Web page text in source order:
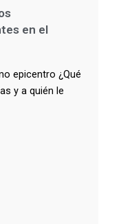
en el
epicentro ¿Qué
y a quién le